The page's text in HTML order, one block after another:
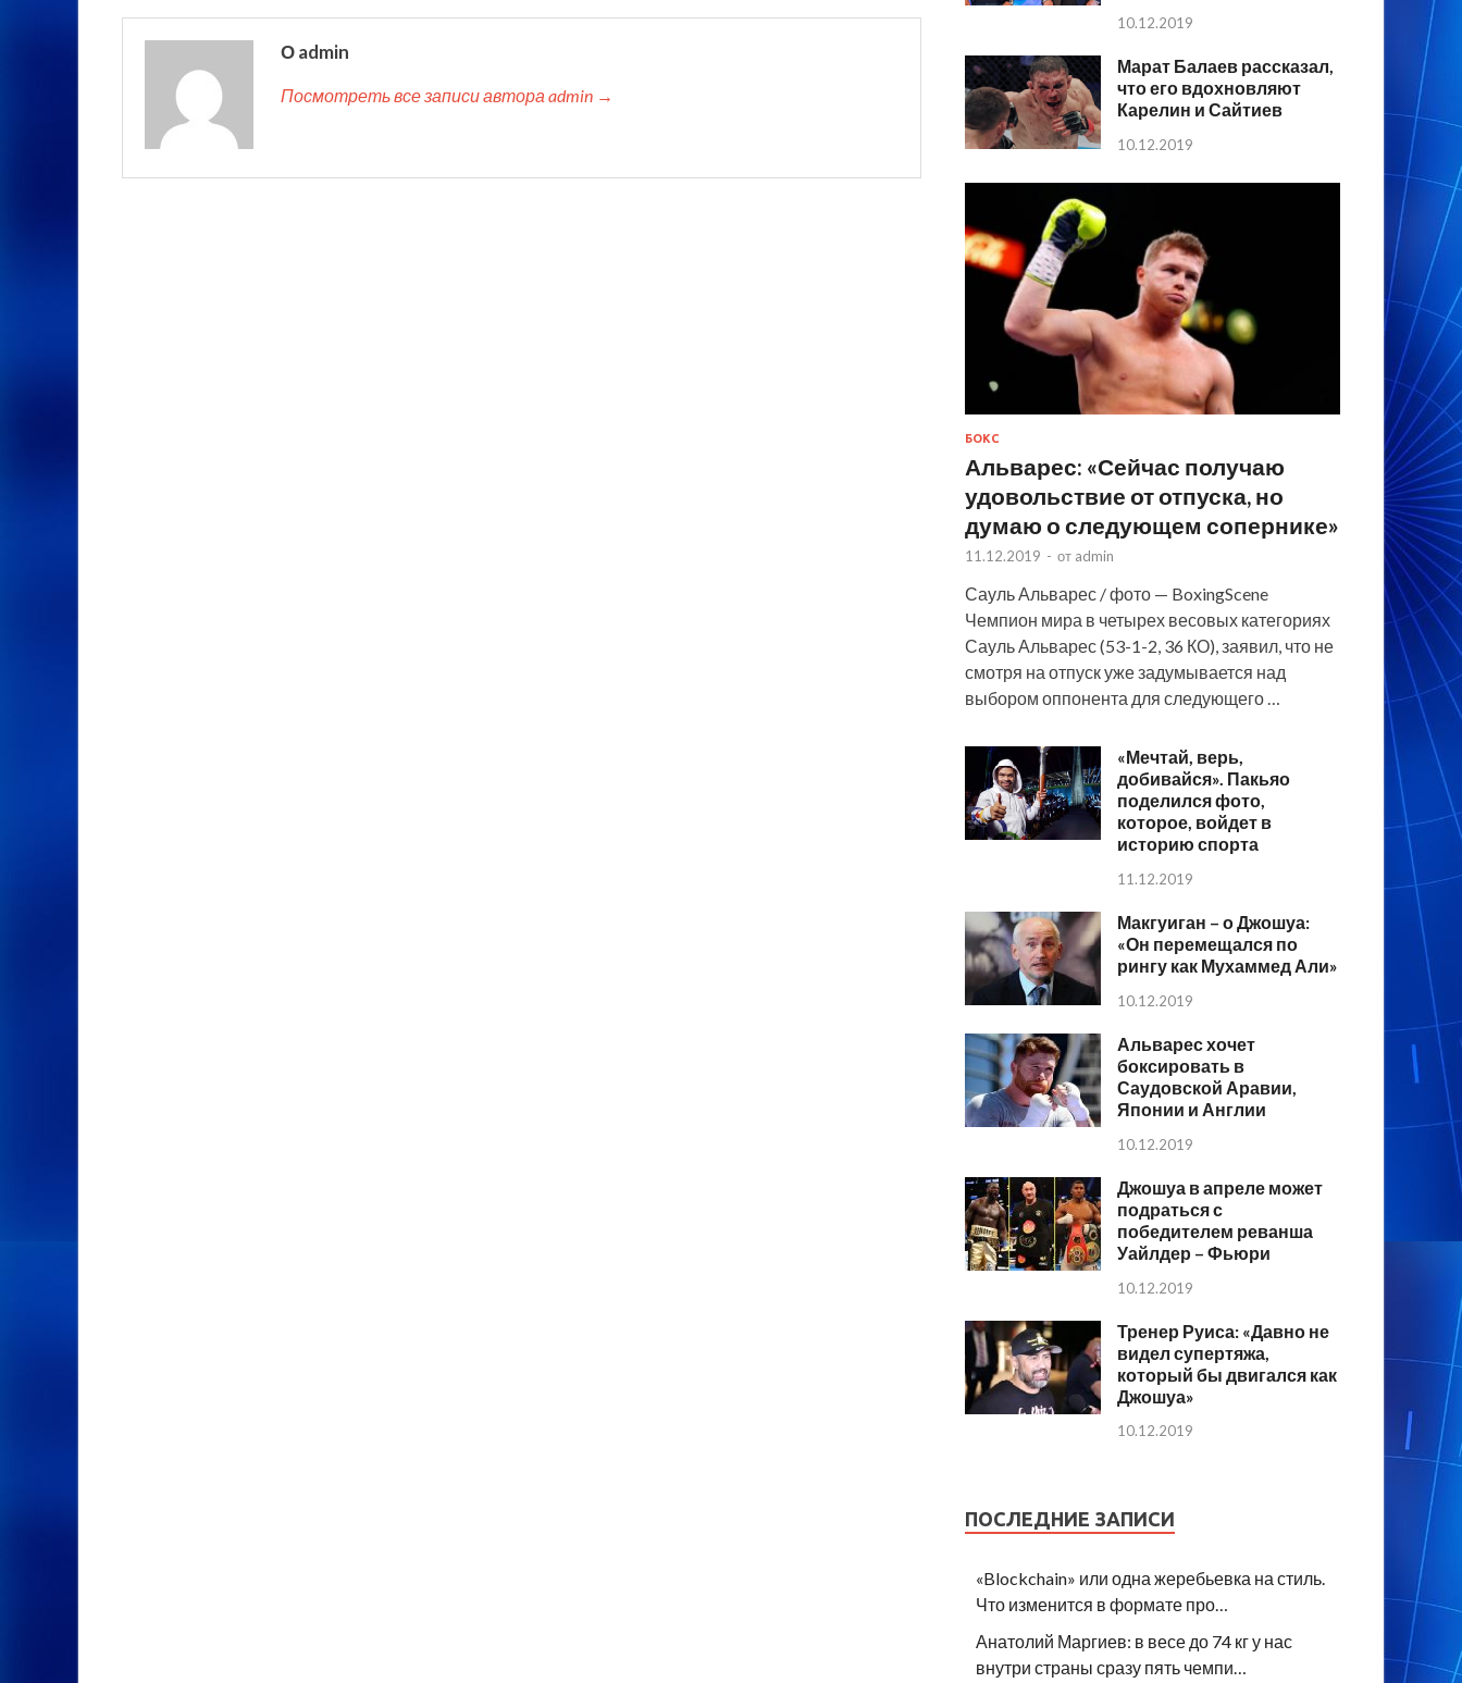
О admin
Посмотреть все записи автора admin →
10.12.2019
Марат Балаев рассказал,
что его вдохновляют
Карелин и Сайтиев
10.12.2019
БОКС
Альварес: «Сейчас получаю
удовольствие от отпуска, но
думаю о следующем сопернике»
11.12.2019 - от admin
Сауль Альварес / фото — BoxingScene
Чемпион мира в четырех весовых категориях
Сауль Альварес (53-1-2, 36 КО), заявил, что не
смотря на отпуск уже задумывается над
выбором оппонента для следующего …
«Мечтай, верь,
добивайся». Пакьяо
поделился фото,
которое, войдет в
историю спорта
11.12.2019
Макгуиган – о Джошуа:
«Он перемещался по
рингу как Мухаммед Али»
10.12.2019
Альварес хочет
боксировать в
Саудовской Аравии,
Японии и Англии
10.12.2019
Джошуа в апреле может
подраться с
победителем реванша
Уайлдер – Фьюри
10.12.2019
Тренер Руиса: «Давно не
видел супертяжа,
который бы двигался как
Джошуа»
10.12.2019
ПОСЛЕДНИЕ ЗАПИСИ
«Blockchain» или одна жеребьевка на стиль.
Что изменится в формате про…
Анатолий Маргиев: в весе до 74 кг у нас
внутри страны сразу пять чемпи…